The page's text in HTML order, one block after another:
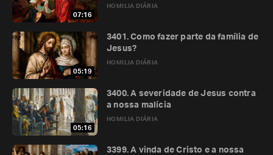
07:16
HOMILIA DIÁRIA
05:19
HOMILIA DIÁRIA
3401. Como fazer parte da família de
Jesus?
05:16
HOMILIA DIÁRIA
3400. A severidade de Jesus contra
a nossa malícia
3399. A vinda de Cristo e a nossa